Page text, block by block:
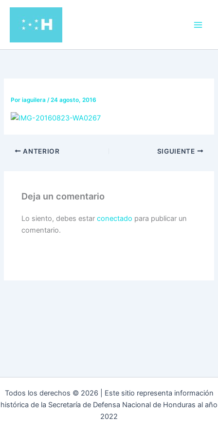
contenido
Poriaguilera/24 agosto, 2016
ANTERIOR SIGUIENTE
Deja un comentario
Lo siento, debes estarconectado para publicar un
comentario.
Todos los derechos © 2026 | Este sitio representa información
histórica de la Secretaría de Defensa Nacional de Honduras al año
2022